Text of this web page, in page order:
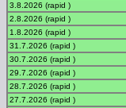
3.8.2026 (rapid )
2.8.2026 (rapid )
1.8.2026 (rapid )
31.7.2026 (rapid )
30.7.2026 (rapid )
29.7.2026 (rapid )
28.7.2026 (rapid )
27.7.2026 (rapid )